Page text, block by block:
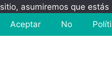
sitio, asumiremos que
Aceptar
No